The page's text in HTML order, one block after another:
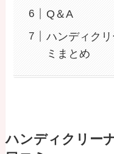
Q＆A
ハンディク
ミまとめ
ハンディクリー